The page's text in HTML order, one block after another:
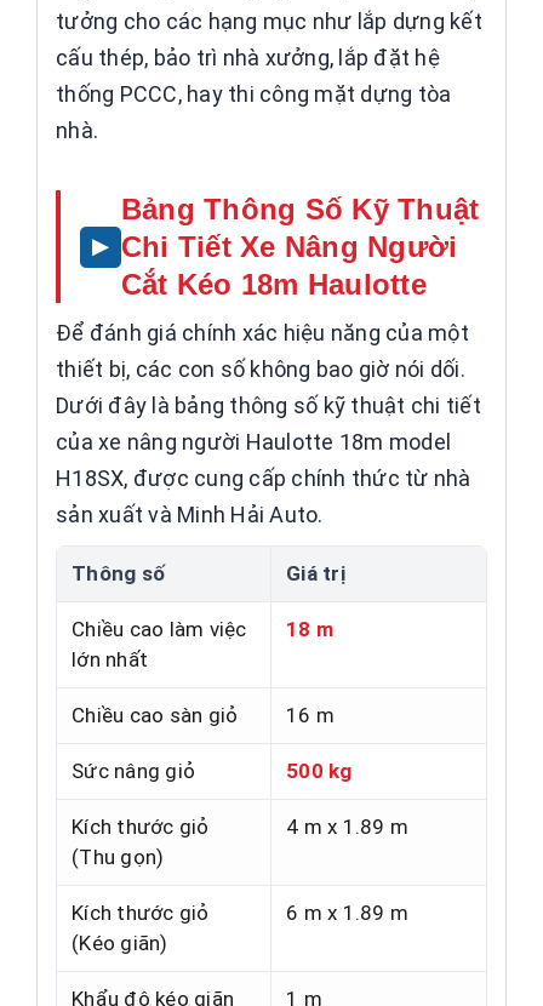
tưởng cho các hạng mục như lắp dựng kết
cấu thép, bảo trì nhà xưởng, lắp đặt hệ
thống PCCC, hay thi công mặt dựng tòa
nhà.
Bảng Thông Số Kỹ Thuật
Chi Tiết Xe Nâng Người
Cắt Kéo 18m Haulotte
Để đánh giá chính xác hiệu năng của một
thiết bị, các con số không bao giờ nói dối.
Dưới đây là bảng thông số kỹ thuật chi tiết
của xe nâng người Haulotte 18m model
H18SX, được cung cấp chính thức từ nhà
sản xuất và Minh Hải Auto.
Thông số Giá trị
Chiều cao làm việc
lớn nhất
18 m
Chiều cao sàn giỏ 16 m
Sức nâng giỏ 500 kg
Kích thước giỏ
(Thu gọn)
4 m x 1.89 m
Kích thước giỏ
(Kéo giãn)
6 m x 1.89 m
Khẩu độ kéo giãn
1 m